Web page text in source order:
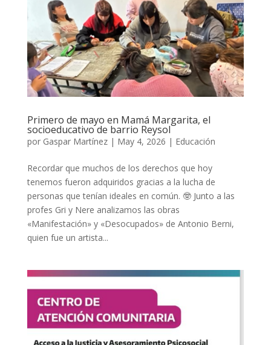
Primero de mayo en Mamá Margarita, el
socioeducativo de barrio Reysol
por Gaspar Martínez| May 4, 2026 | Educación
Recordar que muchos de los derechos que hoy
tenemos fueron adquiridos gracias a la lucha de
personas que tenían ideales en común. 🤓 Junto a las
profes Gri y Nere analizamos las obras
«Manifestación» y «Desocupados» de Antonio Berni,
quien fue un artista...